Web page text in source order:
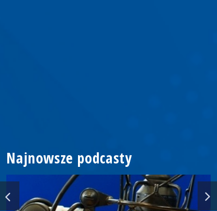
Najnowsze podcasty